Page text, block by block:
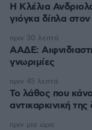
Η Κλέλια
γιόγκα δίπλα
ΑΑΔΕ:
γνωριμίες
πριν 30 λεπτά
Το λάθος που
αντικαρκινική
πριν 45 λεπτά
πριν μία ώρα